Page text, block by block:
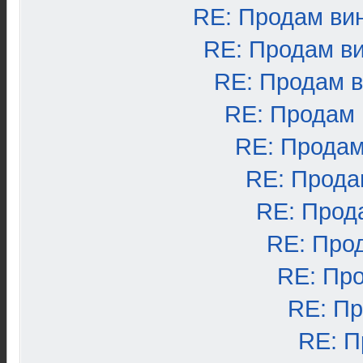
RE: Продам
RE: Продам
RE: Продам
RE: Продам
RE:
RE:
RE:
RE:
RE:
RE:
RE: